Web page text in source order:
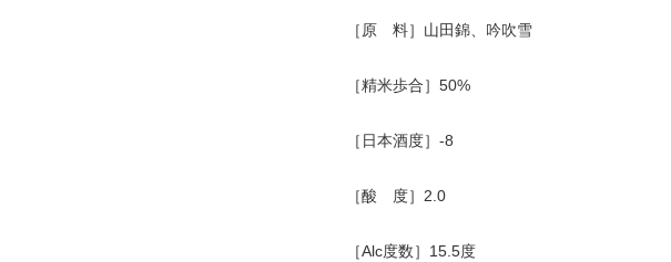
［原 料］山田錦、吟吹雪
［精米歩合］50%
［日本酒度］-8
［酸 度］2.0
［Alc度数］15.5度